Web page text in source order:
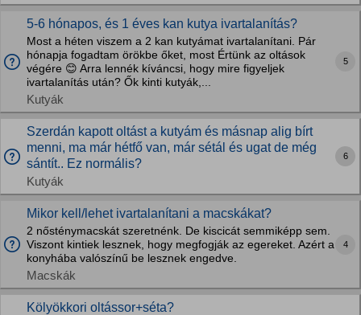
5-6 hónapos, és 1 éves kan kutya ivartalanítás?
Most a héten viszem a 2 kan kutyámat ivartalanítani. Pár
hónapja fogadtam örökbe őket, most Értünk az oltások
végére 😊 Arra lennék kíváncsi, hogy mire figyeljek
ivartalanítás után? Ők kinti kutyák,...
Kutyák
5
Szerdán kapott oltást a kutyám és másnap alig bírt
menni, ma már hétfő van, már sétál és ugat de még
sántít.. Ez normális?
Kutyák
6
Mikor kell/lehet ivartalanítani a macskákat?
2 nősténymacskát szeretnénk. De kiscicát semmiképp sem.
Viszont kintiek lesznek, hogy megfogják az egereket. Azért a
konyhába valószínű be lesznek engedve.
Macskák
4
Kölyökkori oltássor+séta?